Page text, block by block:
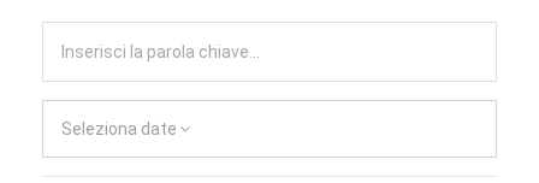
Seleziona date